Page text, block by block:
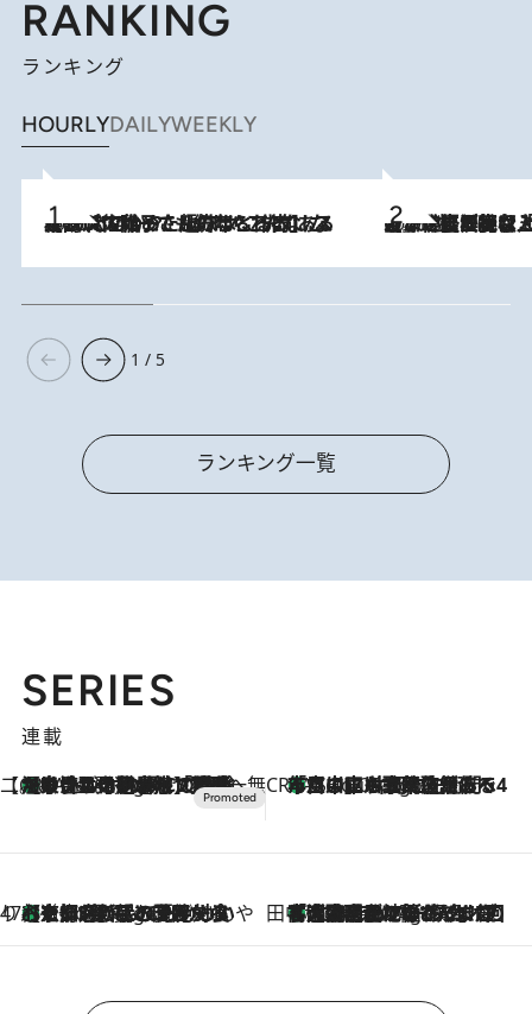
RANKING
ランキング
HOURLYDAILYWEEKLY
2026.8.5
【阿川佐和子さんの年とる力】なぜ70代で始めた趣味は“こんなに楽しい”のか？ ピアノ、俳句…スランプに陥っても続けられる“ある秘訣”とは 2026.8.5
【なぜ吉沢亮は「気配を消せる」のか？】興行収入208億の『国宝』を経て挑むミュージカル『ディア・エヴァン・ハンセン』。トップ俳優が舞台上でさらけ出した“孤独”とは
1 / 5
ランキング一覧
SERIES
連載
【CREA×星野リゾート】唯一無二。癒しと発見が待つ場所へ
4 Hours Ago
【トンボの足水浴】ヒノキの香りに包まれて涼感マックス！約13℃の湧水かけ流しを避暑地「星野温泉 トンボの湯」で体験 CREA'S CHOICE
6 Hours Ago
「立川にも歌舞伎があるんだよ」 片岡仁左衛門・市川中車ら豪華座組みで4年目の立川立飛歌舞伎へ
47都道府県の手みやげ ひんやりスイーツで夏を満喫
6 Hours Ago
【京都府】この夏絶対食べたい 冷やしておいしいおやつ3選 ひと口目から心を掴む新緑のテリーヌ 田中稲の勝手に再ブーム
11 Hours Ago
「湘南乃風に憧れて」観客大盛上がりの“タオル回し”に、ラッパー顔負けの高速歌唱まで…さだまさし（74）のアグレッシブすぎる現在地